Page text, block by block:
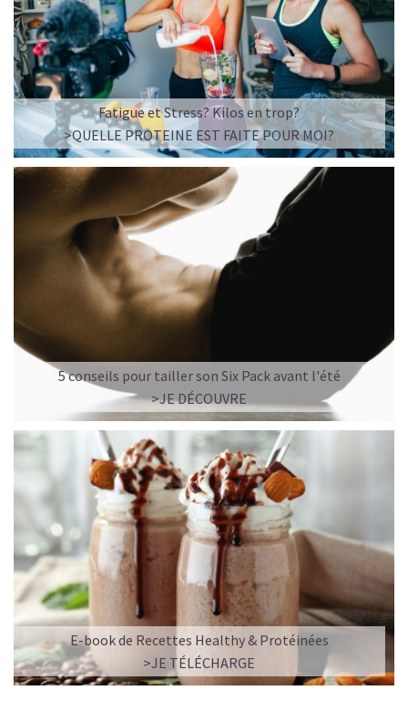
Imaginez un caramel fondant qui se mêle à un café
frappé crémeux, sans sucre raffiné et boosté en
protéines végétales.
C’est la boisson plaisir par excellence — celle qui
réconcilie dessert glacé et nutrition.
Résultat : un corps rassasié, une énergie durable, et zéro
fringale. Pour les gourmands qui veulent se faire plaisir
sans sacrifier leurs objectifs.
Découvrir le Café frappé au Caramel Protéiné
🍫 MOCHA GLACÉ PROTÉINÉ
L’ALLIANCE PARFAITE ENTRE PLAISIR ET
PERFORMANCE
Fatigue et Stress? Kilos en trop?
>QUELLE PROTEINE EST FAITE POUR MOI?
5 conseils pour tailler son Six Pack avant l'été
>JE DÉCOUVRE
E-book de Recettes Healthy & Protéinées
>JE TÉLÉCHARGE